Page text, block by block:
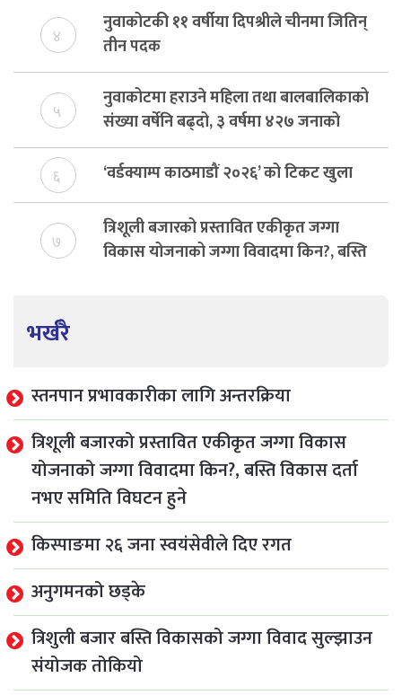
४
नुवाकोटकी ११ वर्षीया दिपश्रीले चीनमा जितिन्
तीन पदक
५
नुवाकोटमा हराउने महिला तथा बालबालिकाको
संख्या वर्षेनि बढ्दो, ३ वर्षमा ४२७ जनाको
उद्धार
६ ‘वर्डक्याम्प काठमाडौं २०२६’ को टिकट खुला
७
त्रिशूली बजारको प्रस्तावित एकीकृत जग्गा
विकास योजनाको जग्गा विवादमा किन?, बस्ति
भर्खरै
स्तनपान प्रभावकारीका लागि अन्तरक्रिया
त्रिशूली बजारको प्रस्तावित एकीकृत जग्गा विकास
योजनाको जग्गा विवादमा किन?, बस्ति विकास दर्ता
नभए समिति विघटन हुने
किस्पाङमा २६ जना स्वयंसेवीले दिए रगत
अनुगमनको छड्के
त्रिशुली बजार बस्ति विकासको जग्गा विवाद सुल्झाउन
संयोजक तोकियो